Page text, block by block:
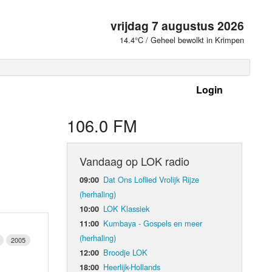
vrijdag 7 augustus 2026
14.4°C / Geheel bewolkt in Krimpen
Login
2005
106.0 FM
Vandaag op LOK radio
09:00 Dat Ons Loflied Vrolijk Rijze
(herhaling)
10:00 LOK Klassiek
11:00 Kumbaya - Gospels en meer
(herhaling)
12:00 Broodje LOK
18:00 Heerlijk-Hollands